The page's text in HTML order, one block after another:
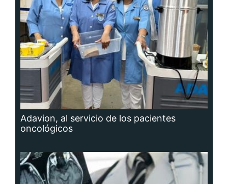
Adavion, al servicio de los pacientes
oncológicos